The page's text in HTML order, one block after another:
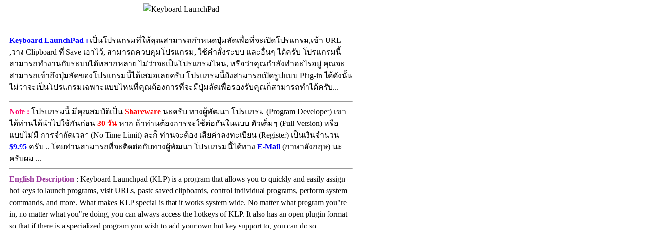
Keyboard LaunchPad : เป็นโปรแกรมที่ให้คุณสามารถกำหนดปุ่มลัดเพื่อที่จะเปิดโปรแกรม,เข้า URL
,วาง Clipboard ที่ Save เอาไว้, สามารถควบคุมโปรแกรม, ใช้คำสั่งระบบ และอื่นๆ ได้ครับ โปรแกรมนี้
สามารถทำงานกับระบบได้หลากหลาย ไม่ว่าจะเป็นโปรแกรมไหน, หรือว่าคุณกำลังทำอะไรอยู่ คุณจะ
สามารถเข้าถึงปุ่มลัดของโปรแกรมนี้ได้เสมอเลยครับ โปรแกรมนี้ยังสามารถเปิดรูปแบบ Plug-in ได้ดังนั้น
ไม่ว่าจะเป็นโปรแกรมเฉพาะแบบไหนที่คุณต้องการที่จะมีปุ่มลัดเพื่อรองรับคุณก็สามารถทำได้ครับ...
Note : โปรแกรมนี้ มีคุณสมบัติเป็น Shareware นะครับ ทางผู้พัฒนา โปรแกรม (Program Developer) เขา
ได้ท่านได้นำไปใช้กันก่อน 30 วันหาก ถ้าท่านต้องการจะใช้ต่อกันในแบบ ตัวเต็มๆ (Full Version) หรือ
แบบไม่มี การจำกัดเวลา (No Time Limit) ละก็ ท่านจะต้อง เสียค่าลงทะเบียน (Register) เป็นเงินจำนวน
$9.95 ครับ .. โดยท่านสามารถที่จะติดต่อกับทางผู้พัฒนา โปรแกรมนี้ได้ทาง E-Mail (ภาษาอังกฤษ) นะ
ครับผม ...
English Description : Keyboard Launchpad (KLP) is a program that allows you to quickly and easily assign
hot keys to launch programs, visit URLs, paste saved clipboards, control individual programs, perform system
commands, and more. What makes KLP special is that it works system wide. No matter what program you"re
in, no matter what you"re doing, you can always access the hotkeys of KLP. It also has an open plugin format
so that if there is a specialized program you wish to add your own hot key support to, you can do so.